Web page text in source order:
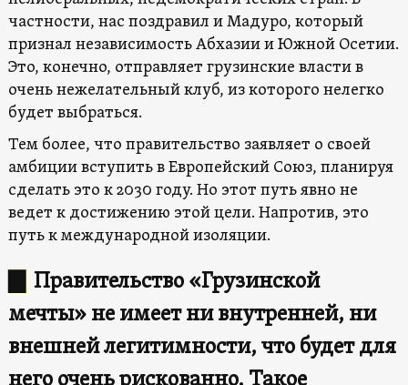
частности, нас поздравил и Мадуро, который
признал независимость Абхазии и Южной Осетии.
Это, конечно, отправляет грузинские власти в
очень нежелательный клуб, из которого нелегко
будет выбраться.
Тем более, что правительство заявляет о своей
амбиции вступить в Европейский Союз, планируя
сделать это к 2030 году. Но этот путь явно не
ведет к достижению этой цели. Напротив, это
путь к международной изоляции.
Правительство «Грузинской
мечты» не имеет ни внутренней, ни
внешней легитимности, что будет для